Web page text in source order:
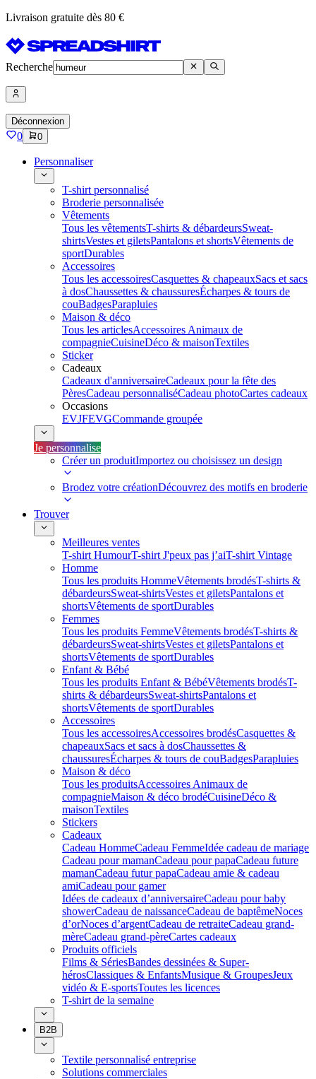
Livraison gratuite dès 80 €
Recherche
Déconnexion
0 0
Personnaliser
T-shirt personnalisé
Broderie personnalisée
Vêtements
Tous les vêtementsT-shirts & débardeursSweat-
shirtsVestes et giletsPantalons et shortsVêtements de
sportDurables
Accessoires
Tous les accessoiresCasquettes & chapeauxSacs et sacs
à dosChaussettes & chaussuresÉcharpes & tours de
couBadgesParapluies
Maison & déco
Tous les articlesAccessoires Animaux de
compagnieCuisineDéco & maisonTextiles
Sticker
Cadeaux
Cadeaux d'anniversaireCadeaux pour la fête des
PèresCadeau personnaliséCadeau photoCartes cadeaux
Occasions
EVJFEVGCommande groupée
Je personnalise
Créer un produitImportez ou choisissez un design
Brodez votre créationDécouvrez des motifs en broderie
Trouver
Meilleures ventes
T-shirt HumourT-shirt J'peux pas j’aiT-shirt Vintage
Homme
Tous les produits HommeVêtements brodésT-shirts &
débardeursSweat-shirtsVestes et giletsPantalons et
shortsVêtements de sportDurables
Femmes
Tous les produits FemmeVêtements brodésT-shirts &
débardeursSweat-shirtsVestes et giletsPantalons et
shortsVêtements de sportDurables
Enfant & Bébé
Tous les produits Enfant & BébéVêtements brodésT-
shirts & débardeursSweat-shirtsPantalons et
shortsVêtements de sportDurables
Accessoires
Tous les accessoiresAccessoires brodésCasquettes &
chapeauxSacs et sacs à dosChaussettes &
chaussuresÉcharpes & tours de couBadgesParapluies
Maison & déco
Tous les produitsAccessoires Animaux de
compagnieMaison & déco brodéCuisineDéco &
maisonTextiles
Stickers
Cadeaux
Cadeau HommeCadeau FemmeIdée cadeau de mariage​
Cadeau pour mamanCadeau pour papaCadeau future
mamanCadeau futur papaCadeau amie & cadeau
amiCadeau pour gamer
Idées de cadeaux d’anniversaireCadeau pour baby
showerCadeau de naissanceCadeau de baptêmeNoces
d’orNoces d’argentCadeau de retraiteCadeau grand-
mèreCadeau grand-pèreCartes cadeaux
Produits officiels
Films & SériesBandes dessinées & Super-
hérosClassiques & EnfantsMusique & GroupesJeux
vidéo & E-sportsToutes les licences
T-shirt de la semaine
B2B
Textile personnalisé entreprise
Solutions commerciales